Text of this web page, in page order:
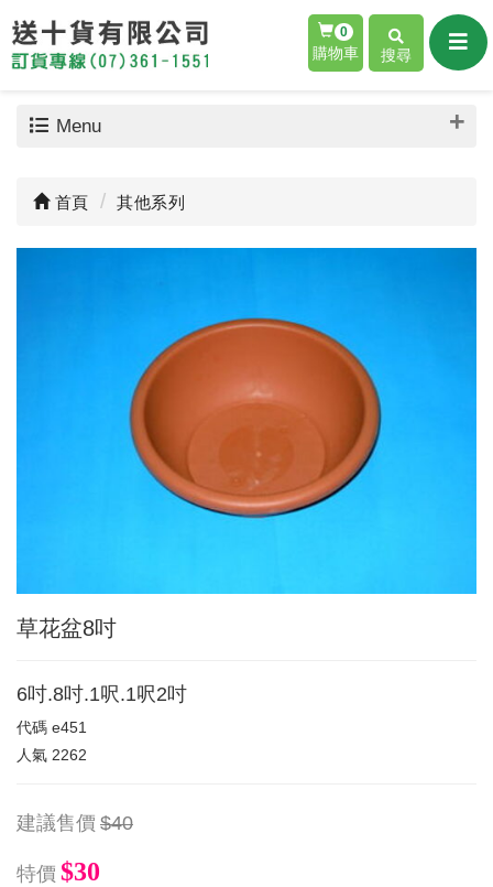
0
購物車 搜尋
Menu
首頁 其他系列
草花盆8吋
6吋.8吋.1呎.1呎2吋
代碼 e451
人氣 2262
建議售價 $40
特價 $30